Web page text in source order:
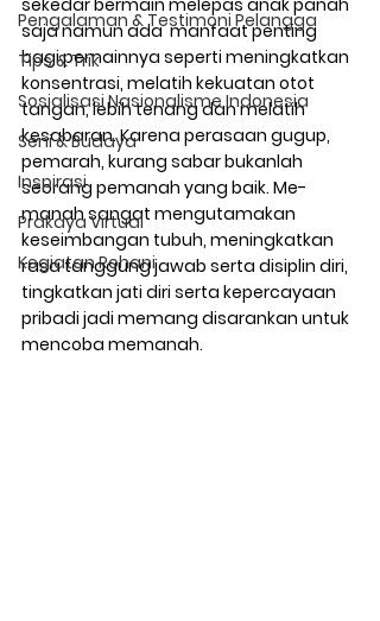
Pengalaman & Testimoni Pelangga
Tips & Trik
Sosialisasi Nasionalisme Indonesia
Seni & Budaya
Inspirasi
Prakaya Virtual
Kegiatan Rohani
sekedar bermain melepas anak panah
saja namun ada  manfaat penting
bagi pemainnya seperti meningkatkan
konsentrasi, melatih kekuatan otot
tangan, lebih tenang dan melatih
kesabaran. Karena perasaan gugup,
pemarah, kurang sabar bukan­lah
seorang pemanah yang baik. Me­
manah sangat mengutamakan
keseimbangan tubuh, meningkatkan
rasa tanggung jawab serta disiplin diri,
tingkatkan jati diri serta kepercayaan
pribadi jadi memang disarankan untuk
mencoba memanah.